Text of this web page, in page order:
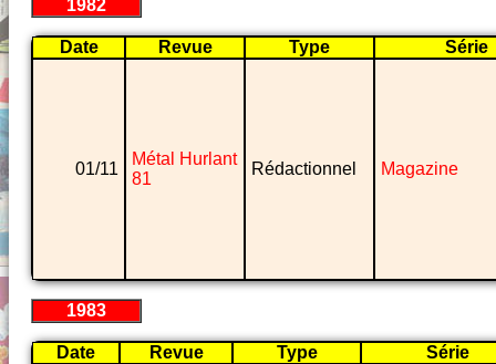
1982
Date Revue Type Série
01/11
Métal Hurlant
81
Rédactionnel Magazine
1983
Date Revue Type Série